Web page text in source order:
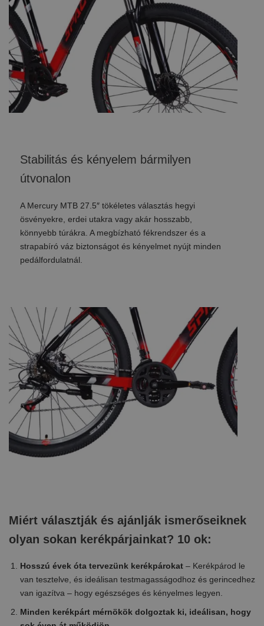
Stabilitás és kényelem bármilyen
útvonalon
A Mercury MTB 27.5″ tökéletes választás hegyi
ösvényekre, erdei utakra vagy akár hosszabb,
könnyebb túrákra. A megbízható fékrendszer és a
strapabíró váz biztonságot és kényelmet nyújt minden
pedálfordulatnál.
Miért választják és ajánlják ismerőseiknek
olyan sokan kerékpárjainkat? 10 ok:
Hosszú évek óta tervezünk kerékpárokat – Kerékpárod le
van tesztelve, és ideálisan testmagasságodhoz és gerincedhez
van igazítva – hogy egészséges és kényelmes legyen.
Minden kerékpárt mérnökök dolgoztak ki, ideálisan, hogy